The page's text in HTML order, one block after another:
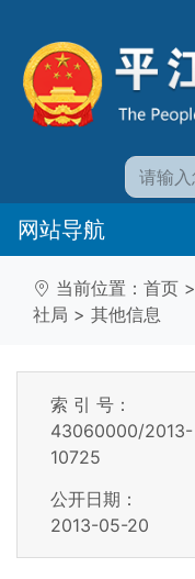
网站导航
当前位置： 首页 >
社局 > 其他信息
索 引 号：
43060000/2013-
10725
公开日期：
2013-05-20